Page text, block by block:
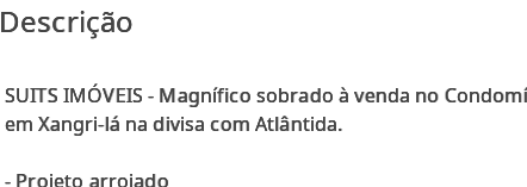
Descrição
SUITS IMÓVEIS - Magnífico sobrado à venda no
em Xangri-lá na divisa com Atlântida.
- Projeto arrojado